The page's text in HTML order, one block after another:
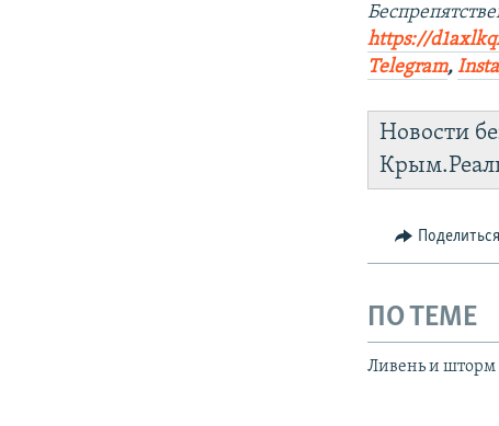
https://
Telegram,
Новости
Поделиться
ПО ТЕМЕ
Ливень и шторм